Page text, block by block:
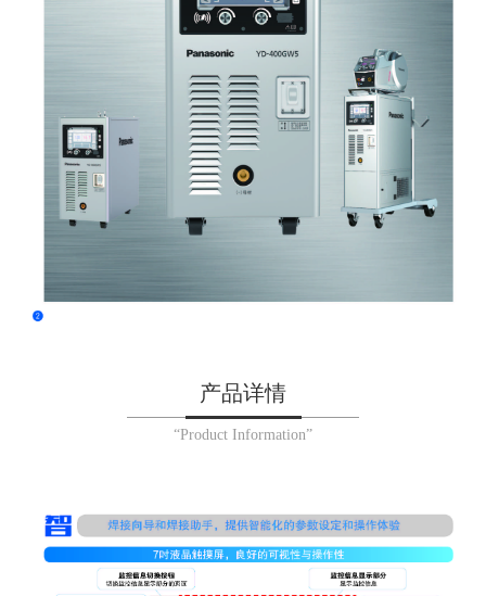
产品详情
“Product Information”